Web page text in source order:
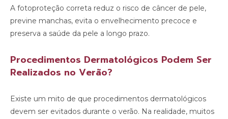
A fotoproteção correta reduz o risco de câncer de pele,
previne manchas, evita o envelhecimento precoce e
preserva a saúde da pele a longo prazo.
Procedimentos Dermatológicos Podem Ser
Realizados no Verão?
Existe um mito de que procedimentos dermatológicos
devem ser evitados durante o verão. Na realidade, muitos